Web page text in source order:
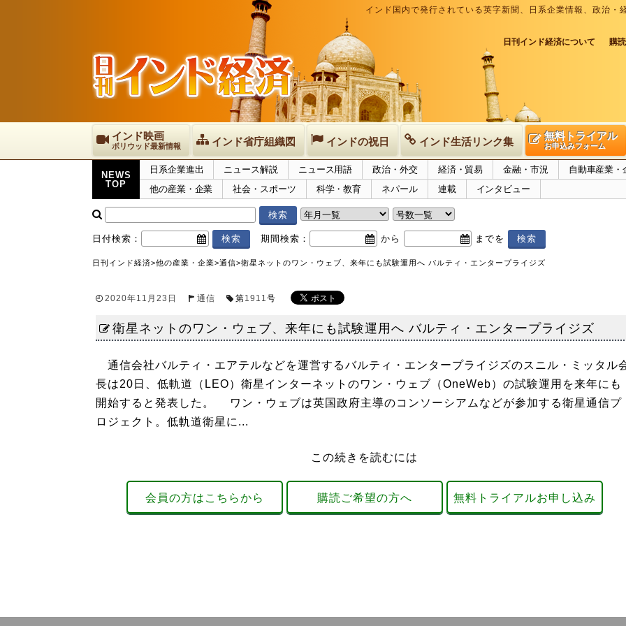
インド国内で発行されている英字新聞、日系企業情報、政治
日刊インド経済について 購
インド映画
ボリウッド最新情報 インド省庁組織図 インドの祝日 インド生活リンク集 無料トライアル
お申込みフォーム
NEWS
TOP
日系企業進出 ニュース解説 ニュース用語 政治・外交 経済・貿易 金融・市況
自動車産業・
他の産業・企業
社会・スポーツ 科学・教育 ネパール 連載 インタビュー
日付検索： 期間検索： から までを
日刊インド経済>他の産業・企業>通信>衛星ネットのワン・ウェブ、来年にも試験運用へ バルティ・エンタープライジズ
2020年11月23日 通信 第1911号
衛星ネットのワン・ウェブ、来年にも試験運用へ バルティ・エンタープライジズ
通信会社バルティ・エアテルなどを運営するバルティ・エンタープライジズのスニル・ミッタル
長は20日、低軌道（LEO）衛星インターネットのワン・ウェブ（OneWeb）の試験運用を来年にも
開始すると発表した。 ワン・ウェブは英国政府主導のコンソーシアムなどが参加する衛星通信プ
ロジェクト。低軌道衛星に...
この続きを読むには
会員の方はこちらから 購読ご希望の方へ 無料トライアルお申し込み